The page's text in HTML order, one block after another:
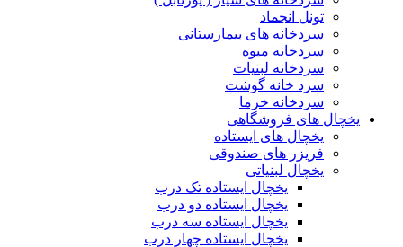
تونل انجماد
سردخانه های بیمارستانی
سردخانه میوه
سردخانه لبنیات
سرد خانه گوشت
سردخانه خرما
یخچال های فروشگاهی
یخچال های ایستاده
فریزر های صندوقی
یخچال لبنیاتی
یخچال ایستاده تک درب
یخچال ایستاده دو درب
یخچال ایستاده سه درب
یخچال ایستاده چهار درب